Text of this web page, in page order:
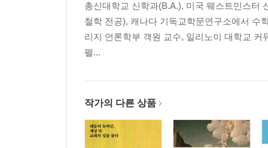
총신대학교 신학과(B.A.), 미국 웨스트민스터
철학 전공), 캐나다 기독교학문연구소에서 수
리지 언론학부 객원 교수, 일리노이 대학교
펠...
작가의 다른 상품